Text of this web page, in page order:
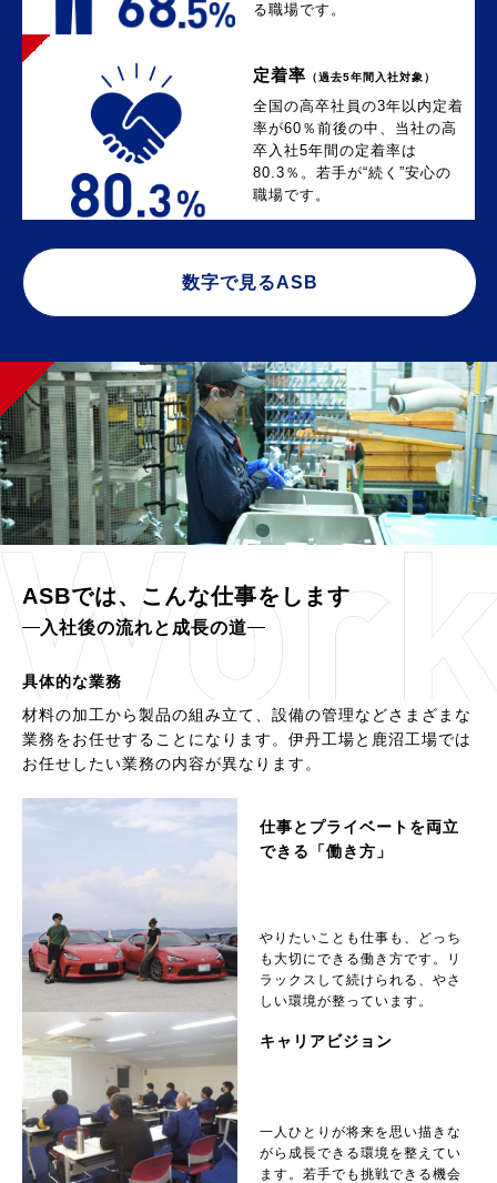
る職場です。
定着率 （過去5年間入社対象）
全国の高卒社員の3年以内定着
率が60％前後の中、当社の高
卒入社5年間の定着率は
80.3％。若手が“続く”安心の
職場です。
数字で見るASB
ASBでは、こんな仕事をします
入社後の流れと成長の道
具体的な業務
材料の加工から製品の組み立て、設備の管理などさまざまな
業務をお任せすることになります。伊丹工場と鹿沼工場では
お任せしたい業務の内容が異なります。
仕事とプライベートを両立
できる「働き方」
やりたいことも仕事も、どっち
も大切にできる働き方です。リ
ラックスして続けられる、やさ
しい環境が整っています。
キャリアビジョン
一人ひとりが将来を思い描きな
がら成長できる環境を整えてい
ます。若手でも挑戦できる機会